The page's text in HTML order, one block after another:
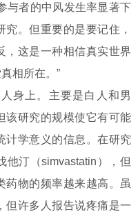
者的中风发生率显著下
。但重要的是要记住，
，这是一种相信真实世界
相所在。”
上。主要是白人和男
该研究的规模使它有可能
计学意义的信息。在研究
他汀（simvastatin），但
药物的频率越来越高。虽
但许多人报告说疼痛是一